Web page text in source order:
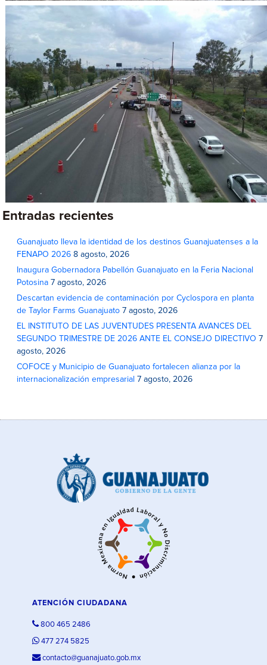
Entradas recientes
Guanajuato lleva la identidad de los destinos Guanajuatenses a la
FENAPO 2026 8 agosto, 2026
Inaugura Gobernadora Pabellón Guanajuato en la Feria Nacional
Potosina 7 agosto, 2026
Descartan evidencia de contaminación por Cyclospora en planta
de Taylor Farms Guanajuato 7 agosto, 2026
EL INSTITUTO DE LAS JUVENTUDES PRESENTA AVANCES DEL
SEGUNDO TRIMESTRE DE 2026 ANTE EL CONSEJO DIRECTIVO 7
agosto, 2026
COFOCE y Municipio de Guanajuato fortalecen alianza por la
internacionalización empresarial 7 agosto, 2026
ATENCIÓN CIUDADANA
800 465 2486
477 274 5825
contacto@guanajuato.gob.mx